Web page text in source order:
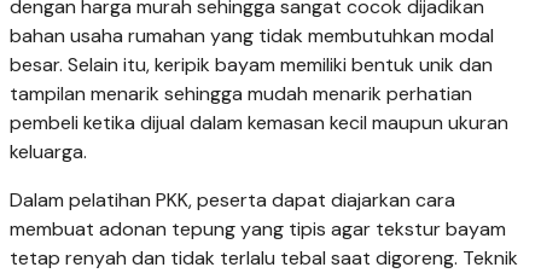
dengan harga murah sehingga sangat cocok dijadikan
bahan usaha rumahan yang tidak membutuhkan modal
besar. Selain itu, keripik bayam memiliki bentuk unik dan
tampilan menarik sehingga mudah menarik perhatian
pembeli ketika dijual dalam kemasan kecil maupun ukuran
keluarga.
Dalam pelatihan PKK, peserta dapat diajarkan cara
membuat adonan tepung yang tipis agar tekstur bayam
tetap renyah dan tidak terlalu tebal saat digoreng. Teknik